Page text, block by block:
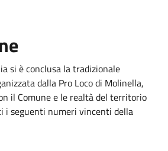
si è conclusa la tradizionale
dalla Pro Loco di Molinella,
il Comune e le realtà del territorio
i seguenti numeri vincenti della